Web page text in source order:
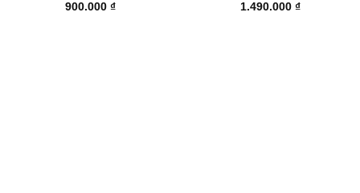
900.000 ₫
1.490.000 ₫